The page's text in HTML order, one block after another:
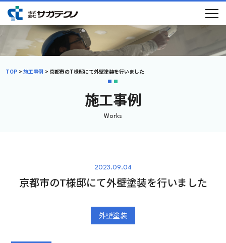
施工事例
Works
TOP 施工事例 京都市のT様邸にて外壁塗装を行いました
2023.09.04
京都市のT様邸にて外壁塗装を行いました
外壁塗装